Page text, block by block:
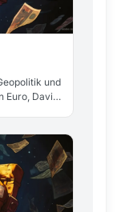
und
Euro, David